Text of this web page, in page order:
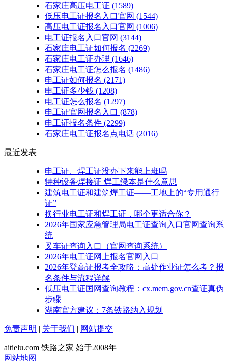
石家庄高压电工证 (1589)
低压电工证报名入口官网 (1544)
高压电工证报名入口官网 (1006)
电工证报名入口官网 (3144)
石家庄电工证如何报名 (2269)
石家庄电工证办理 (1646)
石家庄电工证怎么报名 (1486)
电工证如何报名 (2171)
电工证多少钱 (1208)
电工证怎么报名 (1297)
电工证官网报名入口 (878)
电工证报名条件 (2299)
石家庄电工证报名点电话 (2016)
最近发表
电工证、焊工证没办下来能上班吗
特种设备焊接证 焊工绿本是什么意思
建筑电工证和建筑焊工证——工地上的“专用通行
证”
换行业电工证和焊工证，哪个更适合你？
2026年国家应急管理局电工证查询入口官网查询系
统
叉车证查询入口（官网查询系统）
2026年电工证网上报名官网入口
2026年登高证报考全攻略：高处作业证怎么考？报
名条件与流程详解
低压电工证国网查询教程：cx.mem.gov.cn查证真伪
步骤
湖南官方建议：7条铁路纳入规划
免责声明 | 关于我们 | 网站提交
aitielu.com 铁路之家 始于2008年
网站地图